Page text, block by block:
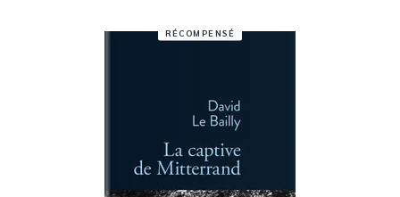
RÉCOMPENSÉ